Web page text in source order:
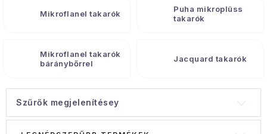
Hobbi és kert
Mikroflanel takarók
Puha mikroplüss
takarók
Mikroflanel takarók
báránybőrrel
Jacquard takarók
Szűrők megjelenítésey